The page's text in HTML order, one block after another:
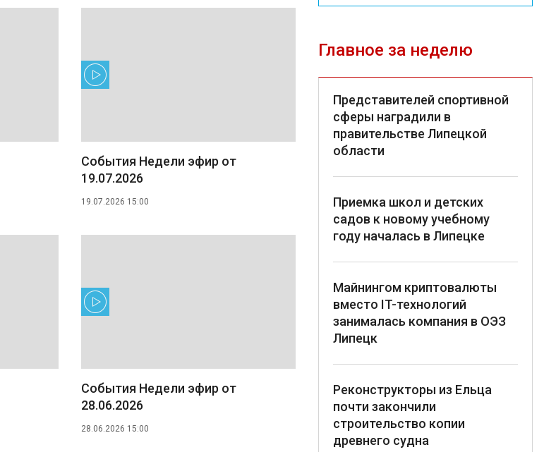
События Недели эфир от
19.07.2026
19.07.2026 15:00
События Недели эфир от
28.06.2026
28.06.2026 15:00
Главное за неделю
Представителей спортивной
сферы наградили в
правительстве Липецкой
области
Приемка школ и детских
садов к новому учебному
году началась в Липецке
Майнингом криптовалюты
вместо IT-технологий
занималась компания в ОЭЗ
Липецк
Реконструкторы из Ельца
почти закончили
строительство копии
древнего судна